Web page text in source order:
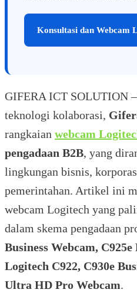
Konsultasi dan Webcam
GIFERA ICT SOLUTION
teknologi kolaborasi,
rangkaian webcam
pengadaan B2B, yang
lingkungan bisnis,
pemerintahan. Artikel ini
webcam Logitech yang
dalam skema pengadaan
Business Webcam,
Logitech C922, C930e
Ultra HD Pro Webcam.